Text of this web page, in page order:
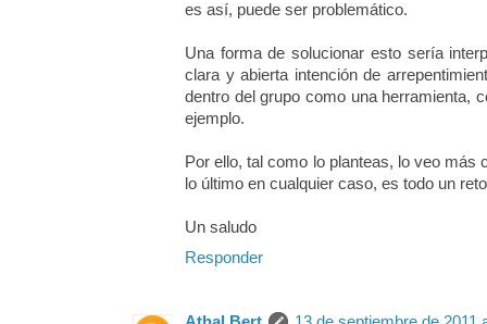
es así, puede ser problemático.
Una forma de solucionar esto sería
clara y abierta intención de
dentro del grupo como una herramienta,
ejemplo.
Por ello, tal como lo planteas, lo veo más
lo último en cualquier caso, es todo un
Un saludo
Responder